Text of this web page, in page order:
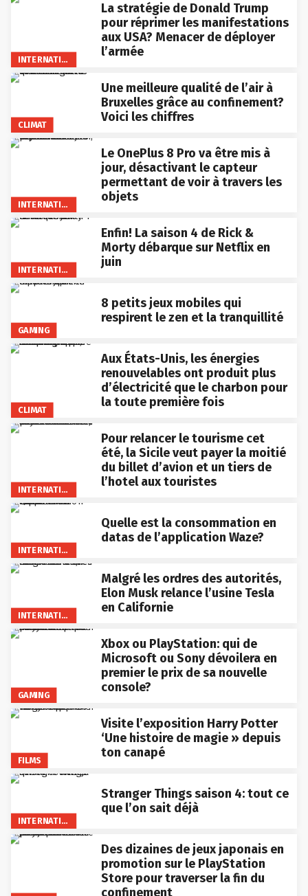
INTERNATIONAL
La stratégie de Donald Trump
pour réprimer les manifestations
aux USA? Menacer de déployer
l’armée
CLIMAT
Une meilleure qualité de l’air à
Bruxelles grâce au confinement?
Voici les chiffres
INTERNATIONAL
Le OnePlus 8 Pro va être mis à
jour, désactivant le capteur
permettant de voir à travers les
objets
INTERNATIONAL
Enfin! La saison 4 de Rick &
Morty débarque sur Netflix en
juin
GAMING
8 petits jeux mobiles qui
respirent le zen et la tranquillité
CLIMAT
Aux États-Unis, les énergies
renouvelables ont produit plus
d’électricité que le charbon pour
la toute première fois
INTERNATIONAL
Pour relancer le tourisme cet
été, la Sicile veut payer la moitié
du billet d’avion et un tiers de
l’hotel aux touristes
INTERNATIONAL
Quelle est la consommation en
datas de l’application Waze?
INTERNATIONAL
Malgré les ordres des autorités,
Elon Musk relance l’usine Tesla
en Californie
GAMING
Xbox ou PlayStation: qui de
Microsoft ou Sony dévoilera en
premier le prix de sa nouvelle
console?
FILMS
Visite l’exposition Harry Potter
‘Une histoire de magie » depuis
ton canapé
INTERNATIONAL
Stranger Things saison 4: tout ce
que l’on sait déjà
Des dizaines de jeux japonais en
promotion sur le PlayStation
Store pour traverser la fin du
confinement